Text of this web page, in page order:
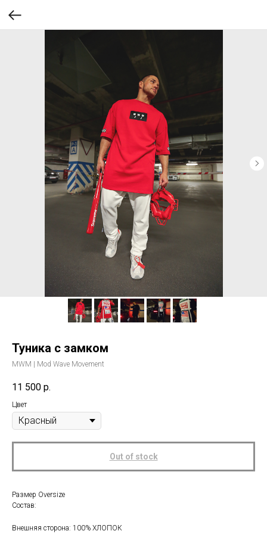
Туника с замком
MWM | Mod Wave Movement
11 500 р.
Цвет
Out of stock
Размер Oversize
Состав:
Внешняя сторона: 100% ХЛОПОК